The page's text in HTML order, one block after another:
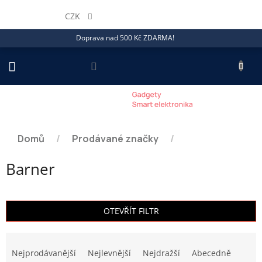
obsah
Doprava nad 500 Kč ZDARMA!
CZK
Domů / Prodávané značky /
Barner
OTEVŘÍT FILTR
Nejprodávanější Nejlevnější Nejdražší Abecedně